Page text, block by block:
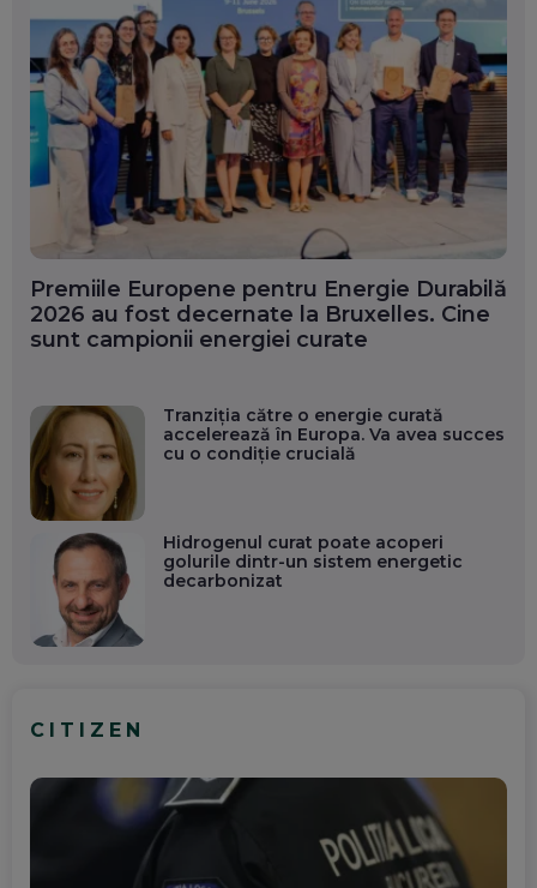
Premiile Europene pentru Energie Durabilă
2026 au fost decernate la Bruxelles. Cine
sunt campionii energiei curate
Tranziția către o energie curată
accelerează în Europa. Va avea succes
cu o condiție crucială
Hidrogenul curat poate acoperi
golurile dintr-un sistem energetic
decarbonizat
CITIZEN